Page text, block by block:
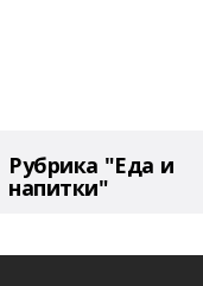
Рубрика "Еда и
напитки"